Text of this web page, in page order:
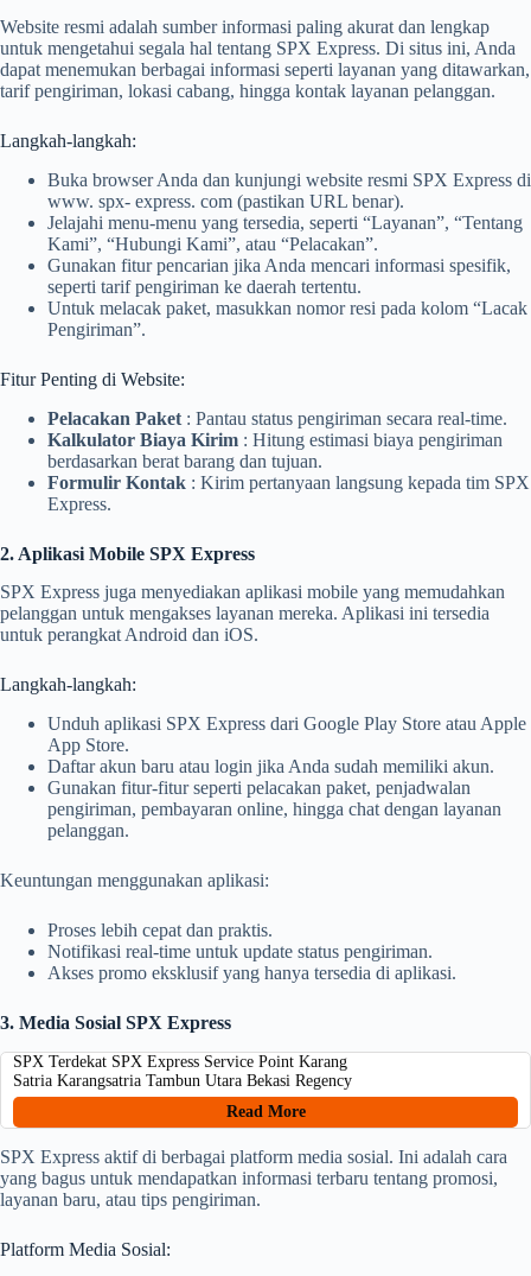
Website resmi adalah sumber informasi paling akurat dan lengkap
untuk mengetahui segala hal tentang SPX Express. Di situs ini, Anda
dapat menemukan berbagai informasi seperti layanan yang ditawarkan,
tarif pengiriman, lokasi cabang, hingga kontak layanan pelanggan.
Langkah-langkah:
Buka browser Anda dan kunjungi website resmi SPX Express di
www. spx- express. com (pastikan URL benar).
Jelajahi menu-menu yang tersedia, seperti “Layanan”, “Tentang
Kami”, “Hubungi Kami”, atau “Pelacakan”.
Gunakan fitur pencarian jika Anda mencari informasi spesifik,
seperti tarif pengiriman ke daerah tertentu.
Untuk melacak paket, masukkan nomor resi pada kolom “Lacak
Pengiriman”.
Fitur Penting di Website:
Pelacakan Paket : Pantau status pengiriman secara real-time.
Kalkulator Biaya Kirim : Hitung estimasi biaya pengiriman
berdasarkan berat barang dan tujuan.
Formulir Kontak : Kirim pertanyaan langsung kepada tim SPX
Express.
2. Aplikasi Mobile SPX Express
SPX Express juga menyediakan aplikasi mobile yang memudahkan
pelanggan untuk mengakses layanan mereka. Aplikasi ini tersedia
untuk perangkat Android dan iOS.
Langkah-langkah:
Unduh aplikasi SPX Express dari Google Play Store atau Apple
App Store.
Daftar akun baru atau login jika Anda sudah memiliki akun.
Gunakan fitur-fitur seperti pelacakan paket, penjadwalan
pengiriman, pembayaran online, hingga chat dengan layanan
pelanggan.
Keuntungan menggunakan aplikasi:
Proses lebih cepat dan praktis.
Notifikasi real-time untuk update status pengiriman.
Akses promo eksklusif yang hanya tersedia di aplikasi.
3. Media Sosial SPX Express
SPX Terdekat SPX Express Service Point Karang
Satria Karangsatria Tambun Utara Bekasi Regency
Read More
SPX Express aktif di berbagai platform media sosial. Ini adalah cara
yang bagus untuk mendapatkan informasi terbaru tentang promosi,
layanan baru, atau tips pengiriman.
Platform Media Sosial: